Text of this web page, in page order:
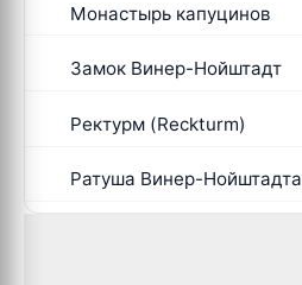
Монастырь капуцинов
Замок Винер-Нойштадт
Ректурм (Reckturm)
Ратуша Винер-Нойштадта